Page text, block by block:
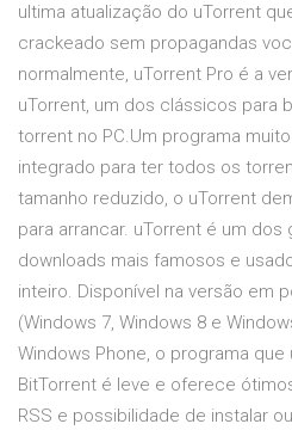
ultima atualização do uTorrent
crackeado sem propagandas
normalmente, uTorrent Pro é a
uTorrent, um dos clássicos para
torrent no PC.Um programa
integrado para ter todos os
tamanho reduzido, o uTorrent
para arrancar. uTorrent é um
downloads mais famosos e
inteiro. Disponível na versão em
(Windows 7, Windows 8 e
Windows Phone, o programa
BitTorrent é leve e oferece
RSS e possibilidade de instalar